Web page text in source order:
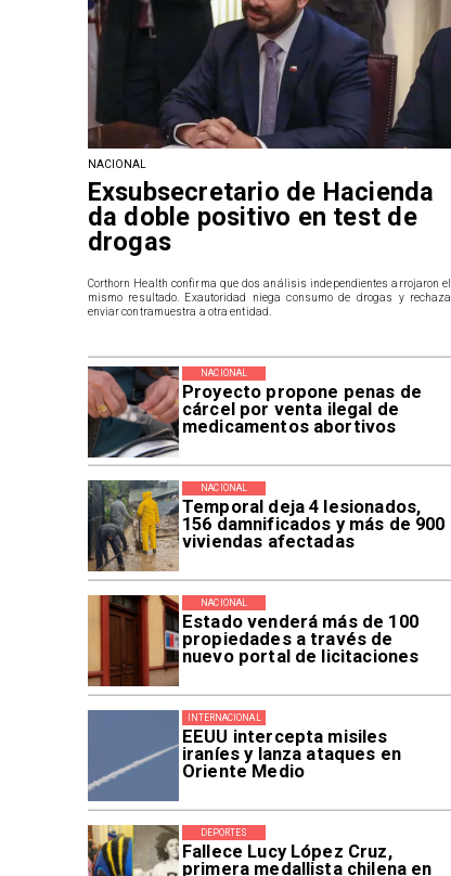
Proyecto propone penas de
cárcel por venta ilegal de
medicamentos abortivos
NACIONAL
Temporal deja 4 lesionados,
156 damnificados y más de 900
viviendas afectadas
NACIONAL
Estado venderá más de 100
propiedades a través de
nuevo portal de licitaciones
NACIONAL
EEUU intercepta misiles
iraníes y lanza ataques en
Oriente Medio
INTERNACIONAL
Fallece Lucy López Cruz,
primera medallista chilena en
DEPORTES
NACIONAL
Exsubsecretario de Hacienda
da doble positivo en test de
drogas
Corthorn Health confirma que dos análisis independientes arrojaron el
mismo resultado. Exautoridad niega consumo de drogas y rechaza
enviar contramuestra a otra entidad.